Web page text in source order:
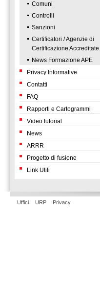
Comuni
Controlli
Sanzioni
Certificatori / Agenzie di
Certificazione Accreditate
News Formazione APE
Privacy Informative
Contatti
FAQ
Rapporti e Cartogrammi
Video tutorial
News
ARRR
Progetto di fusione
Link Utili
Uffici URP Privacy